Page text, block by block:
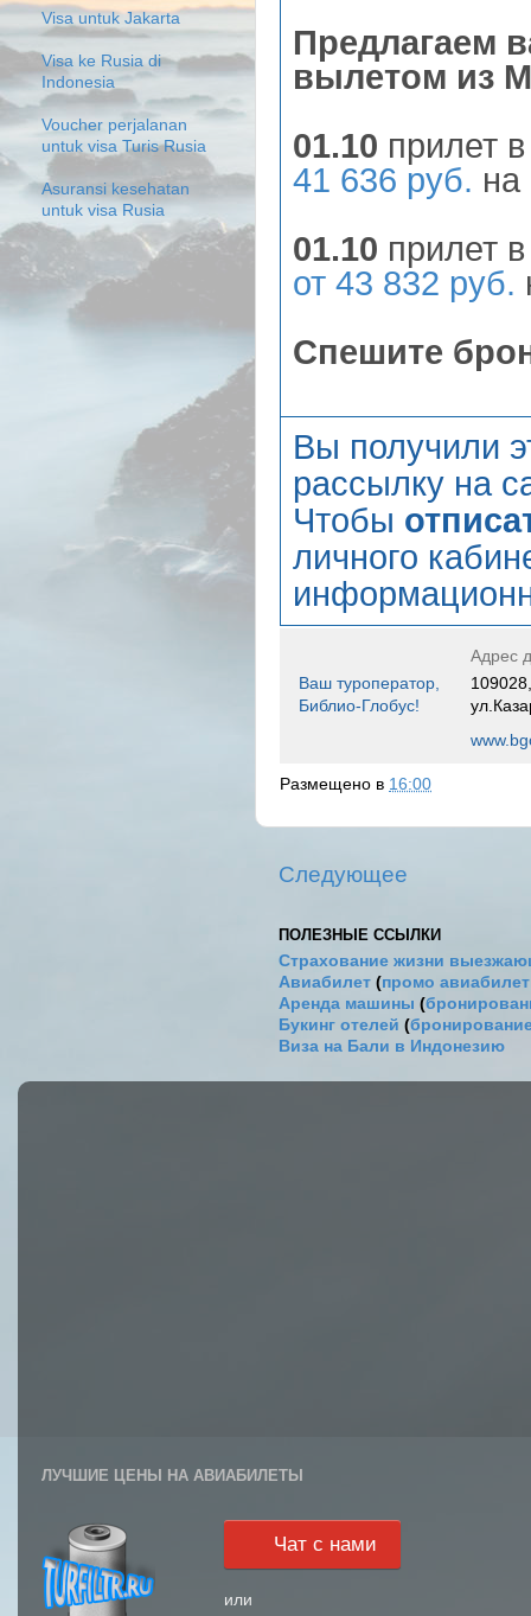
Предлагаем
вылетом из
01.10 прилет
41 636 руб. на
01.10 прилет
от 43 832 руб.
Спешите
Вы получили
рассылку на
Чтобы
личного
Адрес
Ваш туроператор,
Библио-Глобус!
Размещено в 16:00
Следующее
ПОЛЕЗНЫЕ ССЫЛКИ
Страхование жизни
Авиабилет (промо
Аренда машины (
Букинг отелей (
Виза на Бали в Индонезию
Visa untuk Jakarta
Visa ke Rusia di
Indonesia
Voucher perjalanan
untuk visa Turis Rusia
Asuransi kesehatan
untuk visa Rusia
ЛУЧШИЕ ЦЕНЫ НА АВИАБИЛЕТЫ
Чат с нами
или